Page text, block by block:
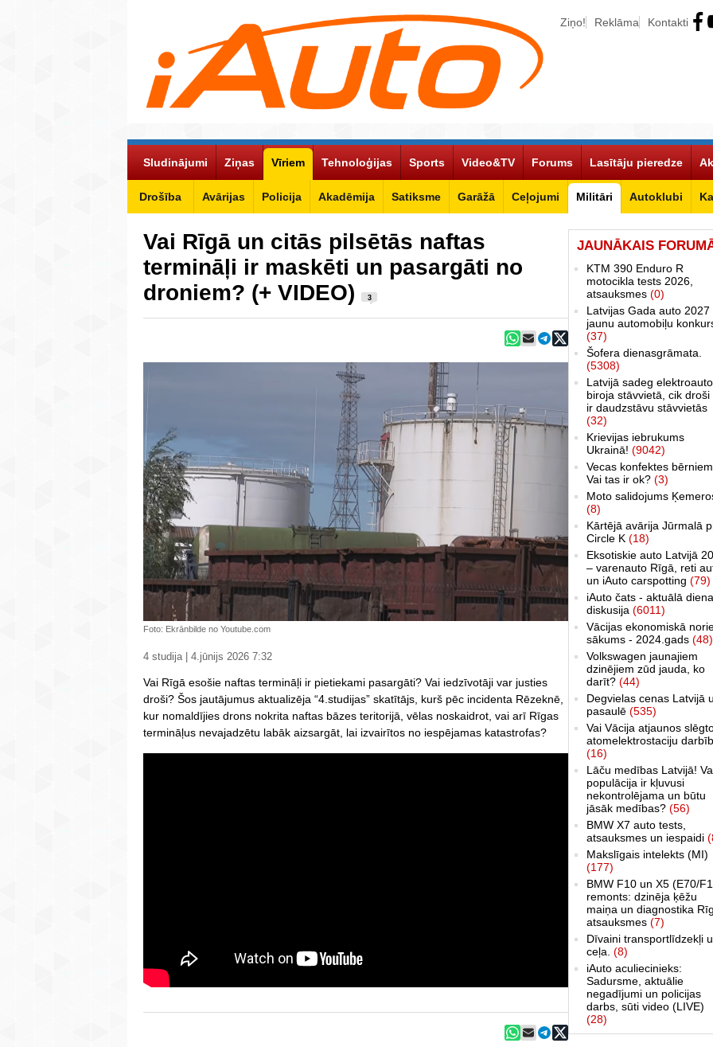
Ziņo! Reklāma Kontakti
Sludinājumi Ziņas Vīriem
Drošība Avārijas Policija Akadēmija Satiksme Garāžā Ceļojumi Militāri Autoklubi
Tehnoloģijas Sports Video&TV Forums Lasītāju pieredze
Vai Rīgā un citās pilsētās naftas
termināļi ir maskēti un pasargāti no
droniem? (+ VIDEO)
3
Foto: Ekrānbilde no Youtube.com
4 studija | 4.jūnijs 2026 7:32
Vai Rīgā esošie naftas termināļi ir pietiekami pasargāti? Vai iedzīvotāji var justies
droši? Šos jautājumus aktualizēja “4.studijas” skatītājs, kurš pēc incidenta Rēzeknē,
kur nomaldījies drons nokrita naftas bāzes teritorijā, vēlas noskaidrot, vai arī Rīgas
termināļus nevajadzētu labāk aizsargāt, lai izvairītos no iespējamas katastrofas?
JAUNĀKAIS
KTM 390 Enduro R
motocikla tests 2026,
atsauksmes (0)
Latvijas Gada auto 2027
jaunu automobiļu
(37)
Šofera dienasgrāmata.
(5308)
Latvijā sadeg elektroauto
biroja stāvvietā, cik droši
ir daudzstāvu stāvvietās
(32)
Krievijas iebrukums
Ukrainā! (9042)
Vecas konfektes
Vai tas ir ok? (3)
Moto salidojums
(8)
Kārtējā avārija Jūrmalā
Circle K (18)
Eksotiskie auto Latvijā
– varenauto Rīgā, reti
un iAuto carspotting (79)
iAuto čats - aktuālā
diskusija (6011)
Vācijas ekonomiskā
sākums - 2024.gads (48)
Volkswagen jaunajiem
dzinējiem zūd jauda, ko
darīt? (44)
Degvielas cenas Latvijā
pasaulē (535)
Vai Vācija atjaunos
atomelektrostaciju
(16)
Lāču medības Latvijā!
populācija ir kļuvusi
nekontrolējama un būtu
jāsāk medības? (56)
BMW X7 auto tests,
atsauksmes un iespaidi
Makslīgais intelekts (MI)
(177)
BMW F10 un X5 (E70/
remonts: dzinēja ķēžu
maiņa un diagnostika
atsauksmes (7)
Dīvaini transportlīdzekļi
ceļa. (8)
iAuto aculiecinieks:
Sadursme, aktuālie
negadījumi un policijas
darbs, sūti video (LIVE)
(28)